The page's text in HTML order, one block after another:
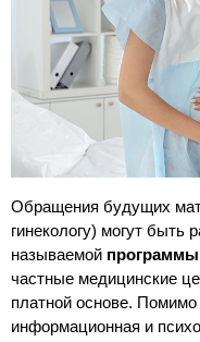
Обращения будущих
гинекологу) могут быть
называемой
частные медицинские
платной основе.
информационная и